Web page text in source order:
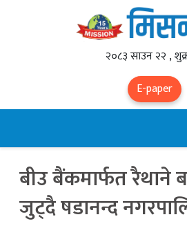
२०८३ साउन २२ ,
E-paper
बीउ बैंकमार्फत रैथाने
जुट्दै षडानन्द